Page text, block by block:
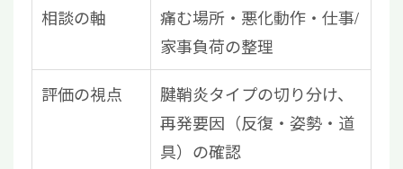
相談の軸
痛む場所・悪化動作・仕事/
家事負荷の整理
評価の視点
腱鞘炎タイプの切り分け、
再発要因（反復・姿勢・道
具）の確認